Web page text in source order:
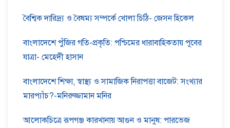
বৈশ্বিক দারিদ্র্য ও বৈষম্য সম্পর্কে খোলা চিঠি- জেসন হিকেল
বাংলাদেশে পুঁজির গতি-প্রকৃতি: পশ্চিমের ধারাবাহিকতায় পূবের
যাত্রা- মেহেদী হাসান
বাংলাদেশে শিক্ষা, স্বাস্থ্য ও সামাজিক নিরাপত্তা বাজেট: সংখ্যার
মারপ্যাঁচ?-মনিরুজ্জামান মনির
আলোকচিত্রে রূপগঞ্জ কারখানায় আগুন ও মানুষ: পারভেজ